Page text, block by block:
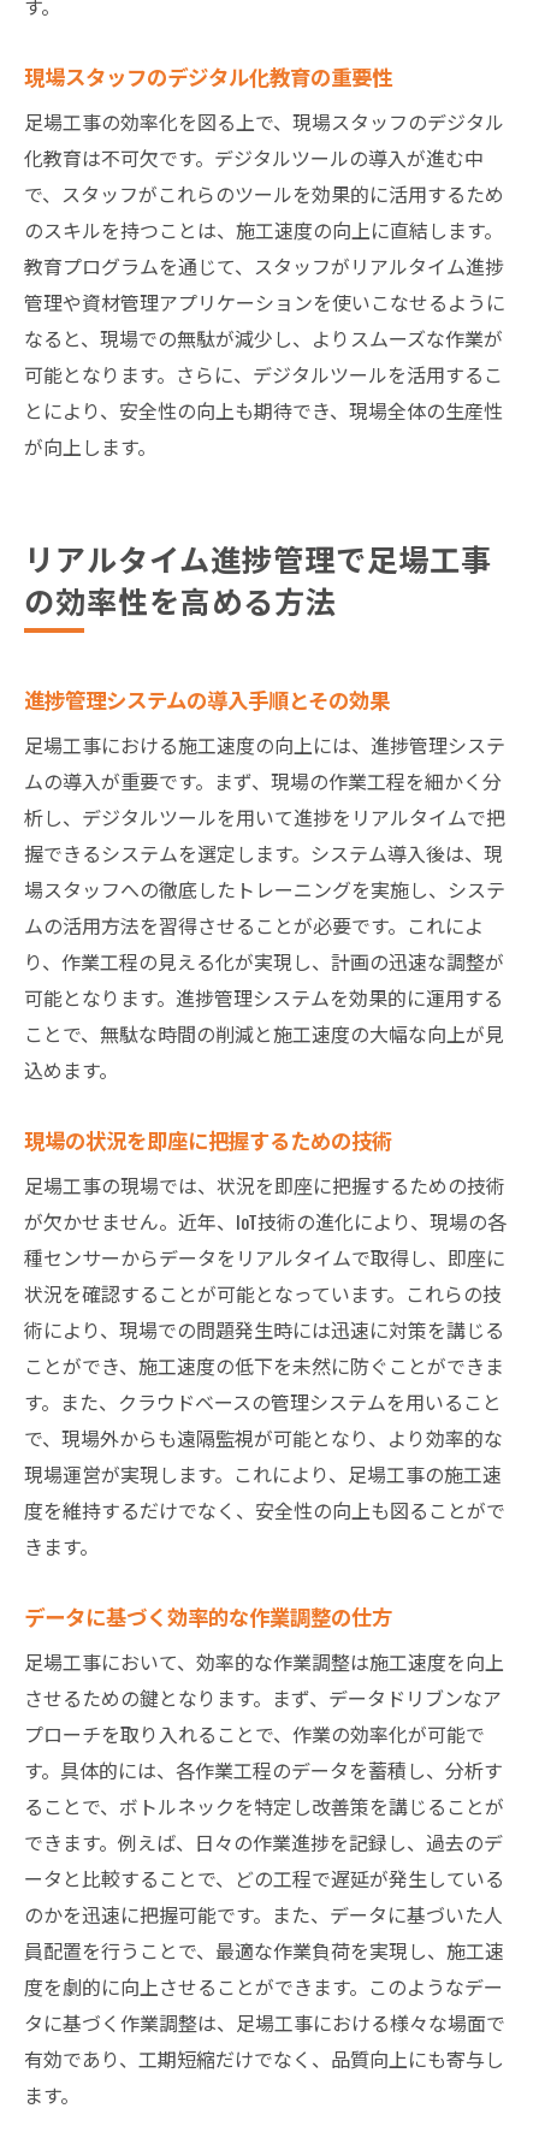
計画作成におけるリスク管理の重要性
現場スタッフのデジタル化教育の重要性
足場工事の効率化を図る上で、現場スタッフのデジタル
化教育は不可欠です。デジタルツールの導入が進む中
で、スタッフがこれらのツールを効果的に活用するため
のスキルを持つことは、施工速度の向上に直結します。
教育プログラムを通じて、スタッフがリアルタイム進捗
管理や資材管理アプリケーションを使いこなせるように
なると、現場での無駄が減少し、よりスムーズな作業が
可能となります。さらに、デジタルツールを活用するこ
とにより、安全性の向上も期待でき、現場全体の生産性
が向上します。
リアルタイム進捗管理で足場工事
の効率性を高める方法
進捗管理システムの導入手順とその効果
足場工事における施工速度の向上には、進捗管理システ
ムの導入が重要です。まず、現場の作業工程を細かく分
析し、デジタルツールを用いて進捗をリアルタイムで把
握できるシステムを選定します。システム導入後は、現
場スタッフへの徹底したトレーニングを実施し、システ
ムの活用方法を習得させることが必要です。これによ
り、作業工程の見える化が実現し、計画の迅速な調整が
可能となります。進捗管理システムを効果的に運用する
ことで、無駄な時間の削減と施工速度の大幅な向上が見
込めます。
現場の状況を即座に把握するための技術
足場工事の現場では、状況を即座に把握するための技術
が欠かせません。近年、IoT技術の進化により、現場の各
種センサーからデータをリアルタイムで取得し、即座に
状況を確認することが可能となっています。これらの技
術により、現場での問題発生時には迅速に対策を講じる
ことができ、施工速度の低下を未然に防ぐことができま
す。また、クラウドベースの管理システムを用いること
で、現場外からも遠隔監視が可能となり、より効率的な
現場運営が実現します。これにより、足場工事の施工速
度を維持するだけでなく、安全性の向上も図ることがで
きます。
データに基づく効率的な作業調整の仕方
足場工事において、効率的な作業調整は施工速度を向上
させるための鍵となります。まず、データドリブンなア
プローチを取り入れることで、作業の効率化が可能で
す。具体的には、各作業工程のデータを蓄積し、分析す
ることで、ボトルネックを特定し改善策を講じることが
できます。例えば、日々の作業進捗を記録し、過去のデ
ータと比較することで、どの工程で遅延が発生している
のかを迅速に把握可能です。また、データに基づいた人
員配置を行うことで、最適な作業負荷を実現し、施工速
度を劇的に向上させることができます。このようなデー
タに基づく作業調整は、足場工事における様々な場面で
有効であり、工期短縮だけでなく、品質向上にも寄与し
ます。